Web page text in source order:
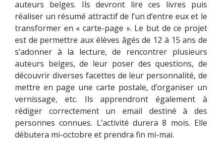
auteurs belges. Ils devront lire ces livres puis
réaliser un résumé attractif de l’un d’entre eux et le
transformer en « carte-page ». Le but de ce projet
est de permettre aux élèves âgés de 12 à 15 ans de
s’adonner à la lecture, de rencontrer plusieurs
auteurs belges, de leur poser des questions, de
découvrir diverses facettes de leur personnalité, de
mettre en page une carte postale, d’organiser un
vernissage, etc. Ils apprendront également à
rédiger correctement un email destiné à des
personnes connues. L’activité durera 8 mois. Elle
débutera mi-octobre et prendra fin mi-mai.